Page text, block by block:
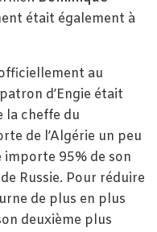
était également à
au
d’Engie était
la cheffe du
de l’Algérie un peu
importe 95% de son
Russie. Pour réduire
de plus en plus
deuxième plus